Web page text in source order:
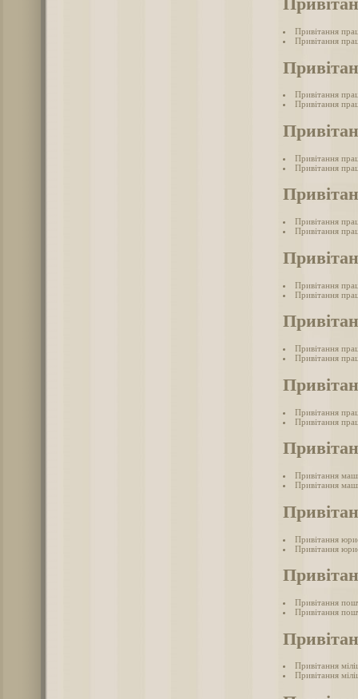
Привітання
Привітання
Привітання
Привітання
Привітання
Привітання
Привітання
Привітання
Привітання
Привітання
Привітання
Привітання
Привітання
Привітання
Привітання
Привітання
Привітання
Привітання
Привітання
Привітання
Привітання
Привітання